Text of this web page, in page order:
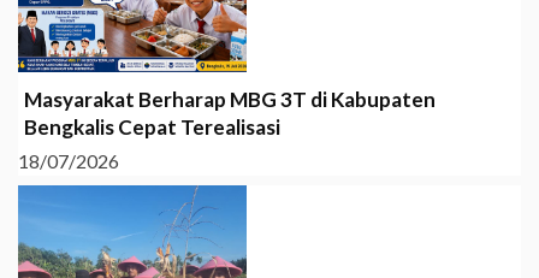
Masyarakat Berharap MBG 3T di Kabupaten
Bengkalis Cepat Terealisasi
18/07/2026